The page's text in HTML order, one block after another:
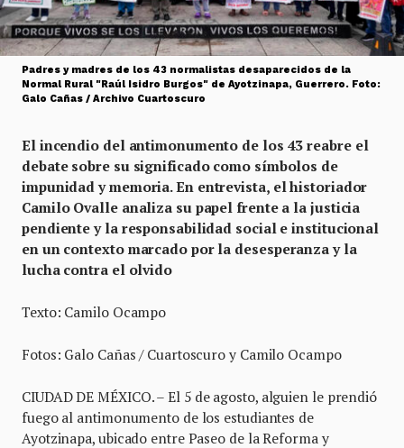
Padres y madres de los 43 normalistas desaparecidos de la
Normal Rural "Raúl Isidro Burgos" de Ayotzinapa, Guerrero. Foto:
Galo Cañas / Archivo Cuartoscuro
El incendio del antimonumento de los 43 reabre el
debate sobre su significado como símbolos de
impunidad y memoria. En entrevista, el historiador
Camilo Ovalle analiza su papel frente a la justicia
pendiente y la responsabilidad social e institucional
en un contexto marcado por la desesperanza y la
lucha contra el olvido
Texto: Camilo Ocampo
Fotos: Galo Cañas / Cuartoscuro y Camilo Ocampo
CIUDAD DE MÉXICO. – El 5 de agosto, alguien le prendió
fuego al antimonumento de los estudiantes de
Ayotzinapa, ubicado entre Paseo de la Reforma y